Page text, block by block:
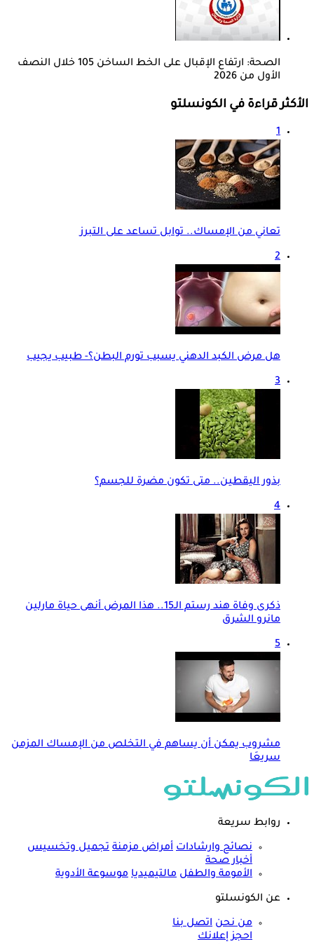
الصحة: ارتفاع الإقبال على الخط الساخن 105 خلال النصف
الأول من 2026
الأكثر قراءة في الكونسلتو
1
تعاني من الإمساك.. توابل تساعد على التبرز
2
هل مرض الكبد الدهني يسبب تورم البطن؟- طبيب يجيب
3
بذور اليقطين.. متى تكون مضرة للجسم؟
4
ذكرى وفاة هند رستم الـ15.. هذا المرض أنهى حياة مارلين
مانرو الشرق
5
مشروب يمكن أن يساهم في التخلص من الإمساك المزمن
سريعَا
روابط سريعة
نصائح وارشادات أمراض مزمنة تجميل وتخسيس
أخبار صحة
الأمومة والطفل مالتيميديا موسوعة الأدوية
عن الكونسلتو
من نحن اتصل بنا
احجز إعلانك